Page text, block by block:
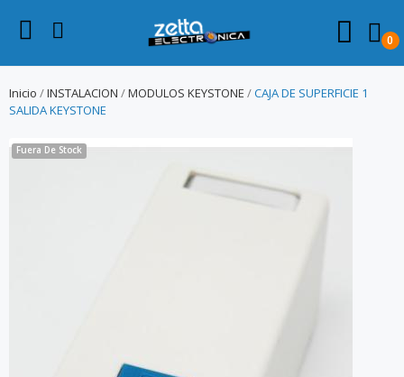
0
Inicio INSTALACION MODULOS KEYSTONE
CAJA DE SUPERFICIE 1
SALIDA KEYSTONE
Fuera De Stock